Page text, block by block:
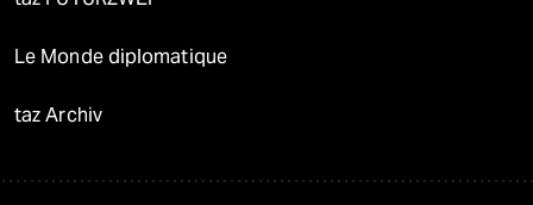
Le Monde diplomatique
taz Archiv